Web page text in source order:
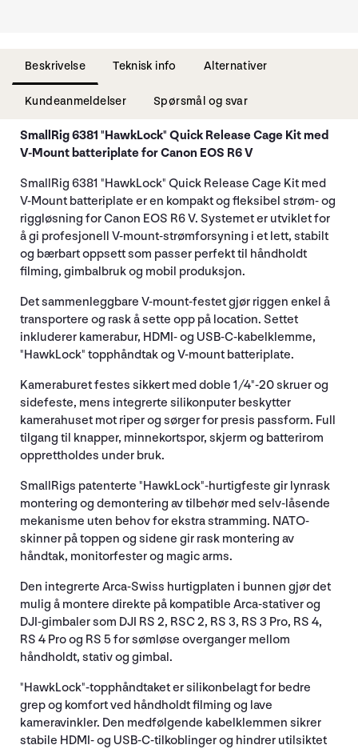
Beskrivelse Teknisk info Alternativer
Kundeanmeldelser Spørsmål og svar
SmallRig 6381 "HawkLock" Quick Release Cage Kit med
V-Mount batteriplate for Canon EOS R6 V
SmallRig 6381 "HawkLock" Quick Release Cage Kit med
V-Mount batteriplate er en kompakt og fleksibel strøm- og
riggløsning for Canon EOS R6 V. Systemet er utviklet for
å gi profesjonell V-mount-strømforsyning i et lett, stabilt
og bærbart oppsett som passer perfekt til håndholdt
filming, gimbalbruk og mobil produksjon.
Det sammenleggbare V-mount-festet gjør riggen enkel å
transportere og rask å sette opp på location. Settet
inkluderer kamerabur, HDMI- og USB-C-kabelklemme,
"HawkLock" topphåndtak og V-mount batteriplate.
Kameraburet festes sikkert med doble 1/4"-20 skruer og
sidefeste, mens integrerte silikonputer beskytter
kamerahuset mot riper og sørger for presis passform. Full
tilgang til knapper, minnekortspor, skjerm og batterirom
opprettholdes under bruk.
SmallRigs patenterte "HawkLock"-hurtigfeste gir lynrask
montering og demontering av tilbehør med selv-låsende
mekanisme uten behov for ekstra stramming. NATO-
skinner på toppen og sidene gir rask montering av
håndtak, monitorfester og magic arms.
Den integrerte Arca-Swiss hurtigplaten i bunnen gjør det
mulig å montere direkte på kompatible Arca-stativer og
DJI-gimbaler som DJI RS 2, RSC 2, RS 3, RS 3 Pro, RS 4,
RS 4 Pro og RS 5 for sømløse overganger mellom
håndholdt, stativ og gimbal.
"HawkLock"-topphåndtaket er silikonbelagt for bedre
grep og komfort ved håndholdt filming og lave
kameravinkler. Den medfølgende kabelklemmen sikrer
stabile HDMI- og USB-C-tilkoblinger og hindrer utilsiktet